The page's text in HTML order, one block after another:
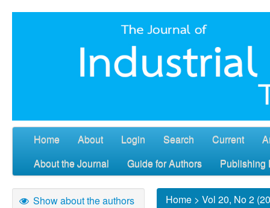
Home About Login Search Current
About the Journal
Guide for Authors Publishing
Show about the authors Home > Vol 20, No 2